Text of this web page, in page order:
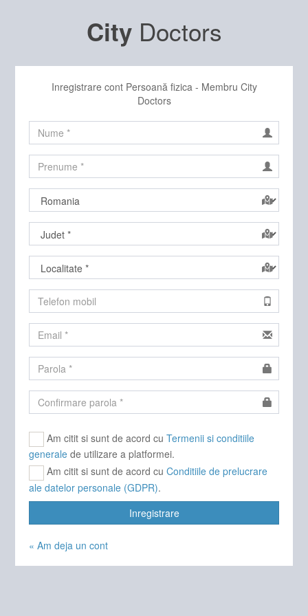
CityDoctors
Inregistrare cont Persoană fizica - Membru City
Doctors
Am citit si sunt de acord cuTermenii si conditiile
generale de utilizare a platformei.
Am citit si sunt de acord cuConditiile de prelucrare
ale datelor personale (GDPR).
Inregistrare
« Am deja un cont